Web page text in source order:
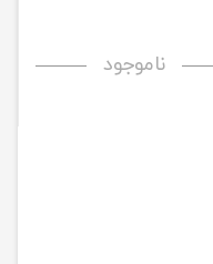
ناموجود